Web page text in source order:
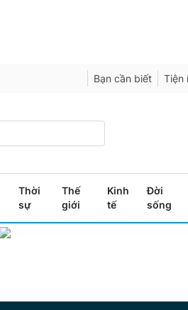
Bạn cần biết Tiện
Thời
sự
Thế
giới
Kinh
tế
Đời
sống